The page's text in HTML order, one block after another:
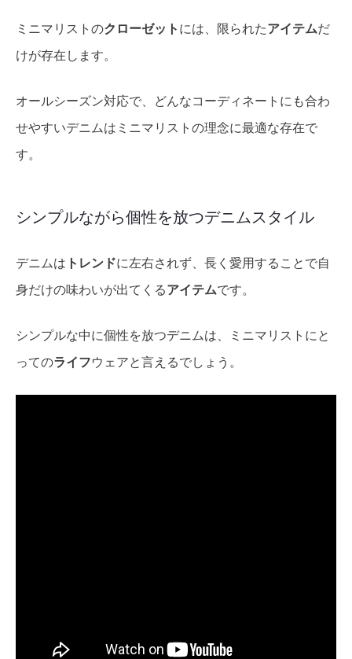
ミニマリストのクローゼットには、限られたアイテムだ
けが存在します。
オールシーズン対応で、どんなコーディネートにも合わ
せやすいデニムはミニマリストの理念に最適な存在で
す。
シンプルながら個性を放つデニムスタイル
デニムは トレンドに左右されず、長く愛用することで自
身だけの味わいが出てくるアイテムです。
シンプルな中に個性を放つデニムは、ミニマリストにと
ってのライフウェアと言えるでしょう。